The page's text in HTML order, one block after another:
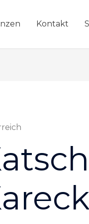
Kontakt